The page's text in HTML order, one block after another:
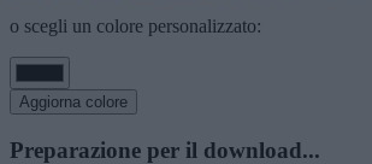
o scegli un colore personalizzato:
Aggiorna colore
Preparazione per il download...